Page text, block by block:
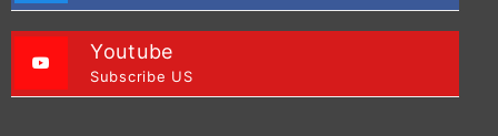
Youtube
Subscribe US